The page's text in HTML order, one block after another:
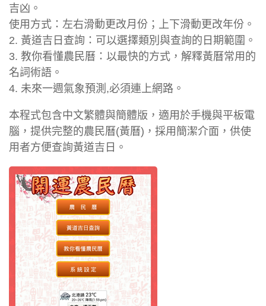
吉凶。
使用方式：左右滑動更改月份；上下滑動更改年份。
2. 黃道吉日查詢：可以選擇類別與查詢的日期範圍。
3. 教你看懂農民曆：以最快的方式，解釋黃曆常用的
名詞術語。
4. 未來一週氣象預測,必須連上網路。
本程式包含中文繁體與簡體版，適用於手機與平板電
腦，提供完整的農民曆(黃曆)，採用簡潔介面，供使
用者方便查詢黃道吉日。